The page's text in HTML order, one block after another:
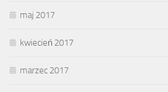
maj 2017
kwiecień 2017
marzec 2017